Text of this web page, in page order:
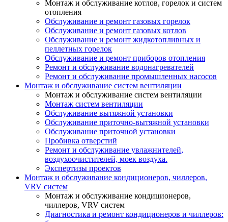
Монтаж и обслуживание котлов, горелок и систем
отопления
Обслуживание и ремонт газовых горелок
Обслуживание и ремонт газовых котлов
Обслуживание и ремонт жидкотопливных и
пеллетных горелок
Обслуживание и ремонт приборов отопления
Ремонт и обслуживание водонагревателей
Ремонт и обслуживание промышленных насосов
Монтаж и обслуживание систем вентиляции
Монтаж и обслуживание систем вентиляции
Монтаж систем вентиляции
Обслуживание вытяжной установки
Обслуживание приточно-вытяжной установки
Обслуживание приточной установки
Пробивка отверстий
Ремонт и обслуживание увлажнителей,
воздухоочистителей, моек воздуха.
Экспертизы проектов
Монтаж и обслуживание кондиционеров, чиллеров,
VRV систем
Монтаж и обслуживание кондиционеров,
чиллеров, VRV систем
Диагностика и ремонт кондиционеров и чиллеров: